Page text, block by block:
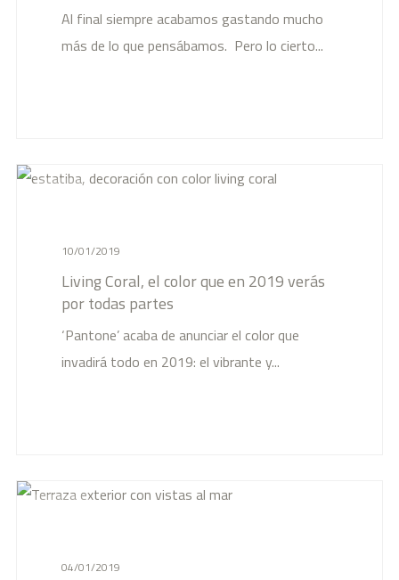
Al final siempre acabamos gastando mucho
más de lo que pensábamos. Pero lo cierto...
10/01/2019
Living Coral, el color que en 2019 verás
por todas partes
‘Pantone’ acaba de anunciar el color que
invadirá todo en 2019: el vibrante y...
04/01/2019